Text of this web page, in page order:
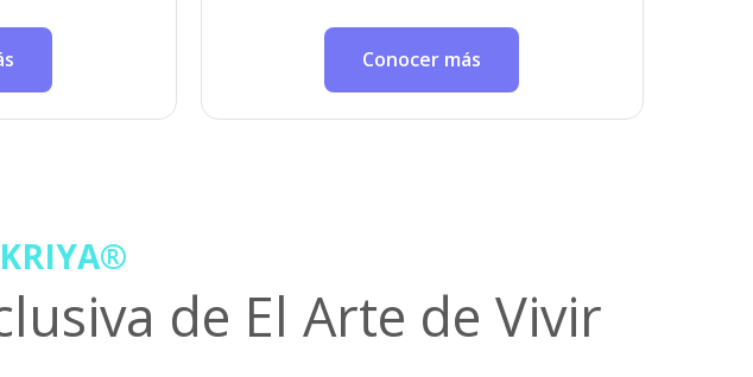
Conocer más
de El Arte de Vivir